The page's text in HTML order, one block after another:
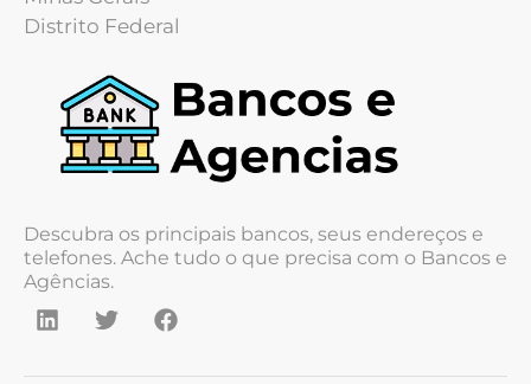
Distrito Federal
Descubra os principais bancos, seus endereços e
telefones. Ache tudo o que precisa com o Bancos e
Agências.